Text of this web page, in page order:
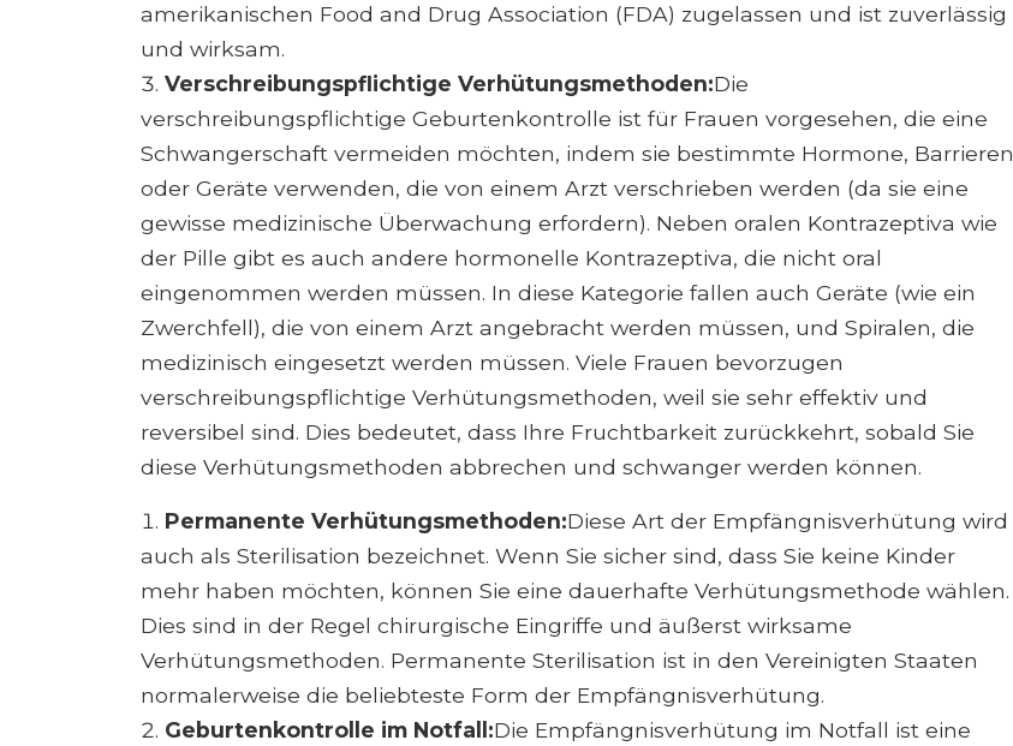
amerikanischen Food and Drug Association (FDA) zugelassen und ist zuverlässig
und wirksam.
Verschreibungspflichtige Verhütungsmethoden:Die
verschreibungspflichtige Geburtenkontrolle ist für Frauen vorgesehen, die eine
Schwangerschaft vermeiden möchten, indem sie bestimmte Hormone, Barrieren
oder Geräte verwenden, die von einem Arzt verschrieben werden (da sie eine
gewisse medizinische Überwachung erfordern). Neben oralen Kontrazeptiva wie
der Pille gibt es auch andere hormonelle Kontrazeptiva, die nicht oral
eingenommen werden müssen. In diese Kategorie fallen auch Geräte (wie ein
Zwerchfell), die von einem Arzt angebracht werden müssen, und Spiralen, die
medizinisch eingesetzt werden müssen. Viele Frauen bevorzugen
verschreibungspflichtige Verhütungsmethoden, weil sie sehr effektiv und
reversibel sind. Dies bedeutet, dass Ihre Fruchtbarkeit zurückkehrt, sobald Sie
diese Verhütungsmethoden abbrechen und schwanger werden können.
Permanente Verhütungsmethoden:Diese Art der Empfängnisverhütung wird
auch als Sterilisation bezeichnet. Wenn Sie sicher sind, dass Sie keine Kinder
mehr haben möchten, können Sie eine dauerhafte Verhütungsmethode wählen.
Dies sind in der Regel chirurgische Eingriffe und äußerst wirksame
Verhütungsmethoden. Permanente Sterilisation ist in den Vereinigten Staaten
normalerweise die beliebteste Form der Empfängnisverhütung.
Geburtenkontrolle im Notfall:Die Empfängnisverhütung im Notfall ist eine